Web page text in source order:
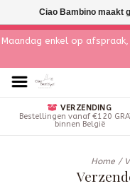
Maandag enkel op
VERZENDING
Bestellingen vanaf €120
binnen België
Home/
Ciao Bambino maakt